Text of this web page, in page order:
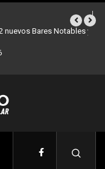
y ya son 90 en toda la